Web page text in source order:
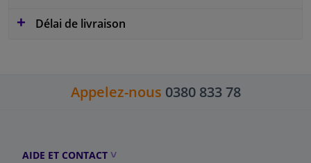
Délai de livraison
Appelez-nous 0380 833 78
AIDE ET CONTACT